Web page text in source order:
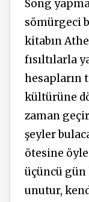
Song
sömürgeci
kitabın
fısıltılarla
hesapların
kültürüne
zaman
şeyler
ötesine
üçüncü
unutur,